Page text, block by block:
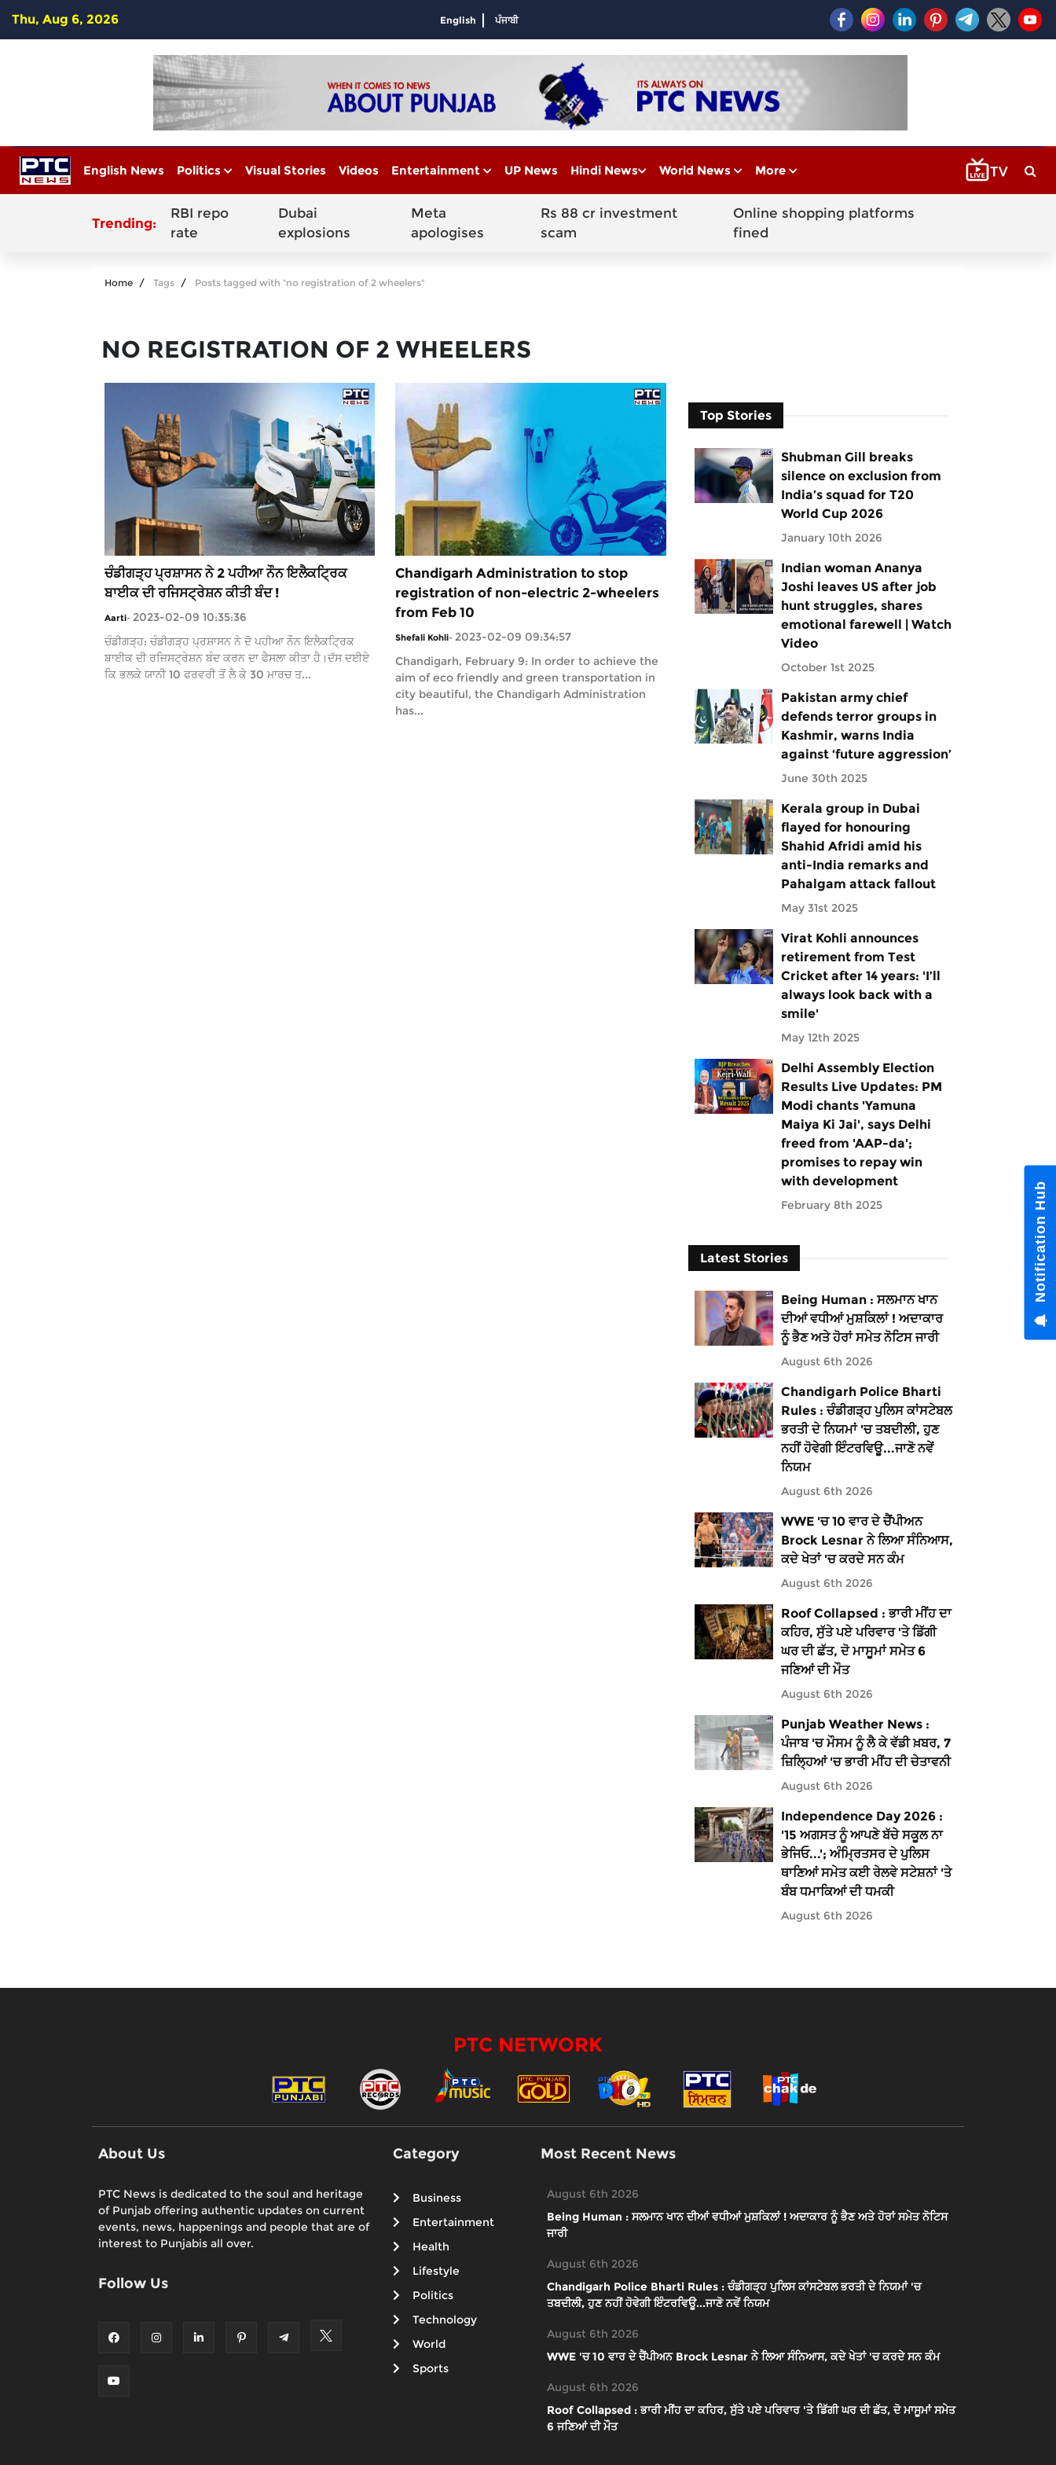
Thu, Aug 6, 2026 English ਪੰਜਾਬੀ
English News Politics Visual Stories Videos Entertainment UP News Hindi News World News More
Trending:
RBI repo
rate
Dubai
explosions
Meta
apologises
Rs 88 cr investment
scam
Online shopping platforms
fined
Home Tags Posts tagged with "no registration of 2 wheelers"
NO REGISTRATION OF 2 WHEELERS
ਚੰਡੀਗੜ੍ਹ ਪ੍ਰਸ਼ਾਸਨ ਨੇ 2 ਪਹੀਆ ਨੌਨ ਇਲੈਕਟ੍ਰਿਕ
ਬਾਈਕ ਦੀ ਰਜਿਸਟ੍ਰੇਸ਼ਨ ਕੀਤੀ ਬੰਦ !
Aarti- 2023-02-09 10:35:36
ਚੰਡੀਗੜ੍ਹ: ਚੰਡੀਗੜ੍ਹ ਪ੍ਰਸ਼ਾਸਨ ਨੇ ਦੋ ਪਹੀਆ ਨੌਨ ਇਲੈਕਟ੍ਰਿਕ
ਬਾਈਕ ਦੀ ਰਜਿਸਟ੍ਰੇਸ਼ਨ ਬੰਦ ਕਰਨ ਦਾ ਫੈਸਲਾ ਕੀਤਾ ਹੈ।ਦੱਸ ਦਈਏ
ਕਿ ਭਲਕੇ ਯਾਨੀ 10 ਫਰਵਰੀ ਤੋਂ ਲੈ ਕੇ 30 ਮਾਰਚ ਤ...
Chandigarh Administration to stop
registration of non-electric 2-wheelers
from Feb 10
Shefali Kohli- 2023-02-09 09:34:57
Chandigarh, February 9: In order to achieve the
aim of eco friendly and green transportation in
city beautiful, the Chandigarh Administration
has...
Top Stories
Shubman Gill breaks
silence on exclusion from
India’s squad for T20
World Cup 2026
January 10th 2026
Indian woman Ananya
Joshi leaves US after job
hunt struggles, shares
emotional farewell | Watch
Video
October 1st 2025
Pakistan army chief
defends terror groups in
Kashmir, warns India
against ‘future aggression’
June 30th 2025
Kerala group in Dubai
flayed for honouring
Shahid Afridi amid his
anti-India remarks and
Pahalgam attack fallout
May 31st 2025
Virat Kohli announces
retirement from Test
Cricket after 14 years: 'I’ll
always look back with a
smile'
May 12th 2025
Delhi Assembly Election
Results Live Updates: PM
Modi chants 'Yamuna
Maiya Ki Jai', says Delhi
freed from 'AAP-da';
promises to repay win
with development
February 8th 2025
Latest Stories
Being Human : ਸਲਮਾਨ ਖਾਨ
ਦੀਆਂ ਵਧੀਆਂ ਮੁਸ਼ਕਿਲਾਂ ! ਅਦਾਕਾਰ
ਨੂੰ ਭੈਣ ਅਤੇ ਹੋਰਾਂ ਸਮੇਤ ਨੋਟਿਸ ਜਾਰੀ
August 6th 2026
Chandigarh Police Bharti
Rules : ਚੰਡੀਗੜ੍ਹ ਪੁਲਿਸ ਕਾਂਸਟੇਬਲ
ਭਰਤੀ ਦੇ ਨਿਯਮਾਂ 'ਚ ਤਬਦੀਲੀ, ਹੁਣ
ਨਹੀਂ ਹੋਵੇਗੀ ਇੰਟਰਵਿਊ...ਜਾਣੋ ਨਵੇਂ
ਨਿਯਮ
August 6th 2026
WWE 'ਚ 10 ਵਾਰ ਦੇ ਚੈਂਪੀਅਨ
Brock Lesnar ਨੇ ਲਿਆ ਸੰਨਿਆਸ,
ਕਦੇ ਖੇਤਾਂ 'ਚ ਕਰਦੇ ਸਨ ਕੰਮ
August 6th 2026
Roof Collapsed : ਭਾਰੀ ਮੀਂਹ ਦਾ
ਕਹਿਰ, ਸੁੱਤੇ ਪਏ ਪਰਿਵਾਰ 'ਤੇ ਡਿੱਗੀ
ਘਰ ਦੀ ਛੱਤ, ਦੋ ਮਾਸੂਮਾਂ ਸਮੇਤ 6
ਜਣਿਆਂ ਦੀ ਮੌਤ
August 6th 2026
Punjab Weather News :
ਪੰਜਾਬ 'ਚ ਮੌਸਮ ਨੂੰ ਲੈ ਕੇ ਵੱਡੀ ਖ਼ਬਰ, 7
ਜ਼ਿਲ੍ਹਿਆਂ 'ਚ ਭਾਰੀ ਮੀਂਹ ਦੀ ਚੇਤਾਵਨੀ
August 6th 2026
Independence Day 2026 :
'15 ਅਗਸਤ ਨੂੰ ਆਪਣੇ ਬੱਚੇ ਸਕੂਲ ਨਾ
ਭੇਜਿਓ...'; ਅੰਮ੍ਰਿਤਸਰ ਦੇ ਪੁਲਿਸ
ਥਾਣਿਆਂ ਸਮੇਤ ਕਈ ਰੇਲਵੇ ਸਟੇਸ਼ਨਾਂ 'ਤੇ
ਬੰਬ ਧਮਾਕਿਆਂ ਦੀ ਧਮਕੀ
August 6th 2026
PTC NETWORK
About Us
PTC News is dedicated to the soul and heritage
of Punjab offering authentic updates on current
events, news, happenings and people that are of
interest to Punjabis all over.
Follow Us
Category
Business
Entertainment
Health
Lifestyle
Politics
Technology
World
Sports
Most Recent News
August 6th 2026
Being Human : ਸਲਮਾਨ ਖਾਨ ਦੀਆਂ ਵਧੀਆਂ ਮੁਸ਼ਕਿਲਾਂ ! ਅਦਾਕਾਰ ਨੂੰ ਭੈਣ ਅਤੇ ਹੋਰਾਂ ਸਮੇਤ ਨੋਟਿਸ
ਜਾਰੀ
August 6th 2026
Chandigarh Police Bharti Rules : ਚੰਡੀਗੜ੍ਹ ਪੁਲਿਸ ਕਾਂਸਟੇਬਲ ਭਰਤੀ ਦੇ ਨਿਯਮਾਂ 'ਚ
ਤਬਦੀਲੀ, ਹੁਣ ਨਹੀਂ ਹੋਵੇਗੀ ਇੰਟਰਵਿਊ...ਜਾਣੋ ਨਵੇਂ ਨਿਯਮ
August 6th 2026
WWE 'ਚ 10 ਵਾਰ ਦੇ ਚੈਂਪੀਅਨ Brock Lesnar ਨੇ ਲਿਆ ਸੰਨਿਆਸ, ਕਦੇ ਖੇਤਾਂ 'ਚ ਕਰਦੇ ਸਨ ਕੰਮ
August 6th 2026
Roof Collapsed : ਭਾਰੀ ਮੀਂਹ ਦਾ ਕਹਿਰ, ਸੁੱਤੇ ਪਏ ਪਰਿਵਾਰ 'ਤੇ ਡਿੱਗੀ ਘਰ ਦੀ ਛੱਤ, ਦੋ ਮਾਸੂਮਾਂ ਸਮੇਤ
6 ਜਣਿਆਂ ਦੀ ਮੌਤ
Notification Hub